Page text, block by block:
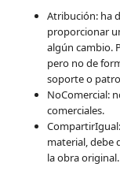
Atribución: ha
proporcionar
algún cambio.
pero no de
soporte o
NoComercial:
comerciales.
material, debe
la obra original.